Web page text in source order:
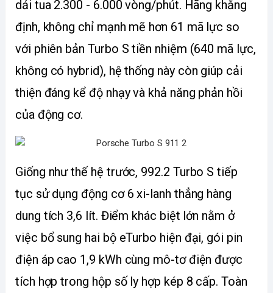
dải tua 2.300 - 6.000 vòng/phút. Hãng khẳng
định, không chỉ mạnh mẽ hơn 61 mã lực so
với phiên bản Turbo S tiền nhiệm (640 mã lực,
không có hybrid), hệ thống này còn giúp cải
thiện đáng kể độ nhạy và khả năng phản hồi
của động cơ.
Giống như thế hệ trước, 992.2 Turbo S tiếp
tục sử dụng động cơ 6 xi-lanh thẳng hàng
dung tích 3,6 lít. Điểm khác biệt lớn nằm ở
việc bổ sung hai bộ eTurbo hiện đại, gói pin
điện áp cao 1,9 kWh cùng mô-tơ điện được
tích hợp trong hộp số ly hợp kép 8 cấp. Toàn